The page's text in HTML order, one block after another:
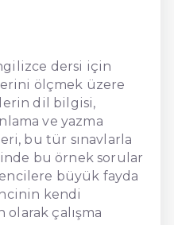
İngilizce dersi için
ölçmek üzere
dil bilgisi,
ve yazma
bu tür sınavlarla
bu örnek sorular
büyük fayda
kendi
çalışma